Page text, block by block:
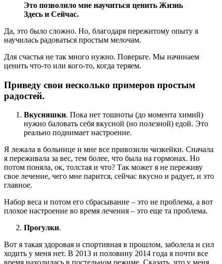
Это позволило мне научиться ценить Жизнь
Здесь и Сейчас.
Да, это было сложно. Но, благодаря пережитому опыту я
научилась радоваться простым мелочам.
Для счастья не так много нужно. Поверьте. Мы начинаем
ценить что-то или кого-то, когда теряем.
Приведу свои несколько примеров простым
радостей.
Вкусняшки. Пока нет тошноты (до момента химий)
нужно баловать себя вкусной (но полезной) едой. Это
реально поднимает настроение.
Я лежала в больнице и мне все привозили чизкейки. Сначала
я переживала за вес, тем более, что была на гормонах. Но
потом поняла, ок, толстая и что? Так может я не переживу
свое лечение, чего мне парится, сейчас вкусно и радует, и это
главное.
Набор веса и потом его сбрасывание – это не проблема, а вот
плохое настроение во время лечения – это еще та проблема.
Прогулки.
Вот я такая здоровая и спортивная в прошлом, заболела и сил
ходить у меня нет. В 2013 и половину 2014 года я почти все